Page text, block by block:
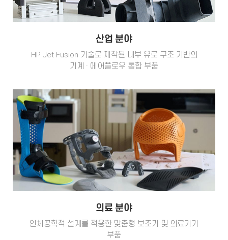
산업 분야
HP Jet Fusion 기술로 제작된 내부 유로 구조 기반의
기계 · 에어플로우 통합 부품
의료 분야
인체공학적 설계를 적용한 맞춤형 보조기 및 의료기기
부품